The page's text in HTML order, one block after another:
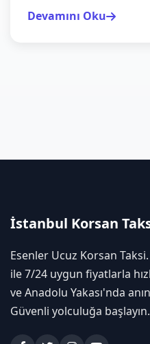
Devamını Oku
İstanbul Korsan
Esenler Ucuz Korsan
ile 7/24 uygun fiyatlarla
ve Anadolu Yakası'nda
Güvenli yolculuğa başlayın.